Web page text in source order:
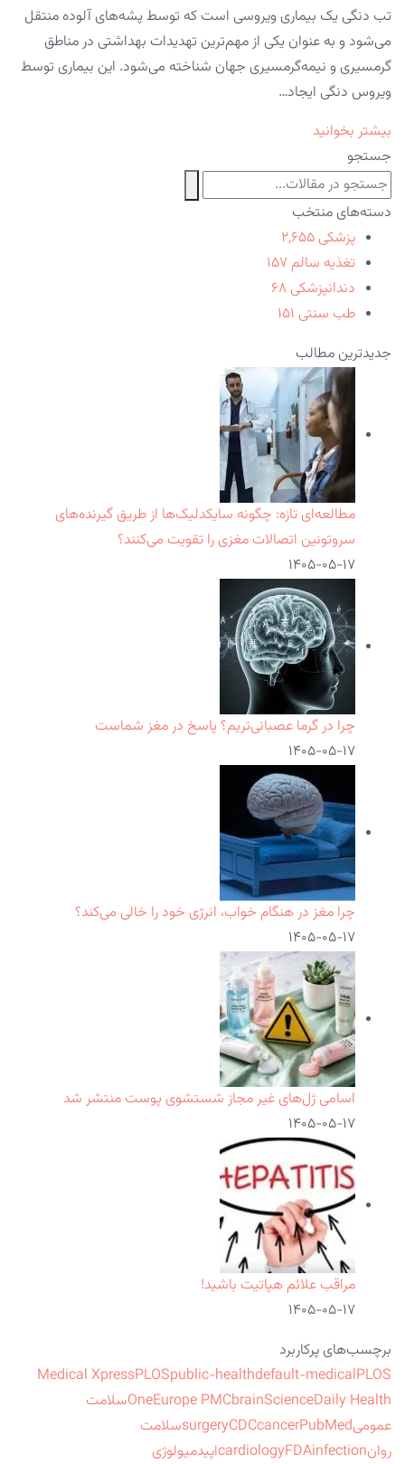
تب دنگی یک بیماری ویروسی است که توسط پشه‌های آلوده منتقل
می‌شود و به عنوان یکی از مهم‌ترین تهدیدات بهداشتی در مناطق
گرمسیری و نیمه‌گرمسیری جهان شناخته می‌شود. این بیماری توسط
ویروس دنگی ایجاد…
بیشتر بخوانید
جستجو
دسته‌های منتخب
پزشکی ۲,۶۵۵
تغذیه سالم ۱۵۷
دندانپزشکی ۶۸
طب سنتی ۱۵۱
جدیدترین مطالب
مطالعه‌ای تازه: چگونه سایکدلیک‌ها از طریق گیرنده‌های
سروتونین اتصالات مغزی را تقویت می‌کنند؟
۱۴۰۵-۰۵-۱۷
چرا در گرما عصبانی‌تریم؟ پاسخ در مغز شماست
۱۴۰۵-۰۵-۱۷
چرا مغز در هنگام خواب، انرژی خود را خالی می‌کند؟
۱۴۰۵-۰۵-۱۷
اسامی ژل‌های غیر مجاز شستشوی پوست منتشر شد
۱۴۰۵-۰۵-۱۷
مراقب علائم هپاتیت باشید!
۱۴۰۵-۰۵-۱۷
برچسب‌های پرکاربرد
Medical XpressPLOSpublic-healthdefault-medicalPLOS
OneEurope PMCbrainScienceDaily Health
سلامت
عمومی
surgeryCDCcancerPubMed
سلامت
روان
cardiologyFDAinfection
اپیدمیولوژی